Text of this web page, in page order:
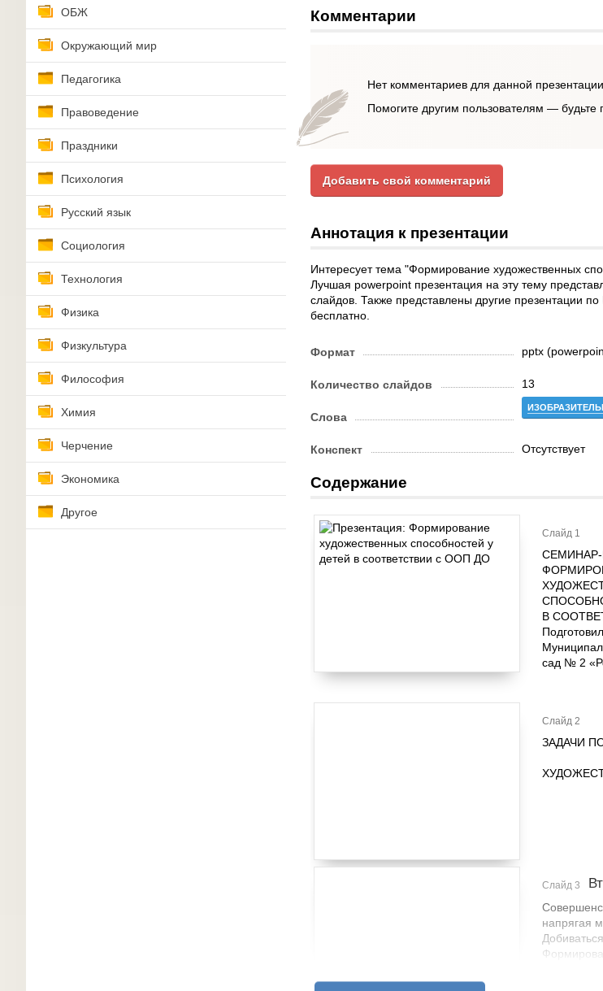
ОБЖ
Окружающий мир
Педагогика
Правоведение
Праздники
Психология
Русский язык
Социология
Технология
Физика
Физкультура
Философия
Химия
Черчение
Экономика
Другое
Комментарии
Нет комментариев для данной презентации
Помогите другим пользователям —
Добавить свой комментарий
Аннотация к презентации
Интересует тема "Формирование художественных
Лучшая powerpoint презентация на эту тему
слайдов. Также представлены другие презентации
бесплатно.
Формат pptx
Количество слайдов 13
Слова
Конспект Отсутствует
Содержание
Слайд 1
В
сад № 2
Слайд 2
ЗАДАЧИ
Слайд 3
напрягая